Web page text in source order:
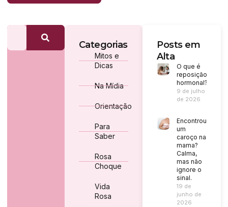
Categorias
Mitos e
Dicas
Na Mídia
Orientação
Para
Saber
Rosa
Choque
Vida
Rosa
Posts em
Alta
O que é
reposição
hormonal?
9 de julho
de 2026
Encontrou
um
caroço na
mama?
Calma,
mas não
ignore o
sinal.
19 de
junho de
2026